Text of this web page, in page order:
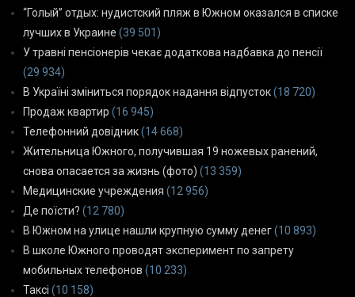
“Голый” отдых: нудистский пляж в Южном оказался в списке
лучших в Украине (39 501)
У травні пенсіонерів чекає додаткова надбавка до пенсії
(29 934)
В Україні зміниться порядок надання відпусток(18 720)
Продаж квартир (16 945)
Телефонний довідник(14 668)
Жительница Южного, получившая 19 ножевых ранений,
снова опасается за жизнь (фото) (13 359)
Медицинские учреждения (12 956)
Де поїсти? (12 780)
В Южном на улице нашли крупную сумму денег(10 893)
В школе Южного проводят эксперимент по запрету
мобильных телефонов (10 233)
Таксі (10 158)